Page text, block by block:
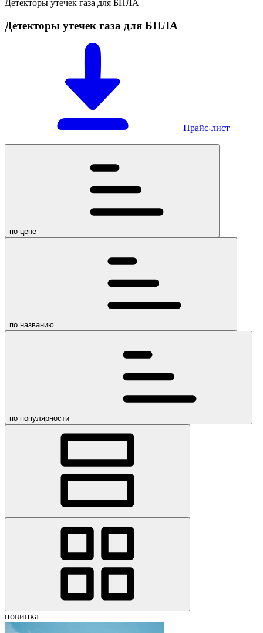
Детекторы утечек газа для БПЛА
Детекторы утечек газа для БПЛА
Прайс-лист
по цене
по названию
по популярности
новинка